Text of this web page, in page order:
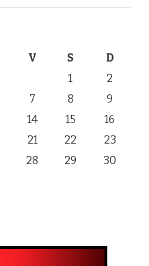
V S D
1
2
7 8
9
14 15
16
21 22
23
28 29
30